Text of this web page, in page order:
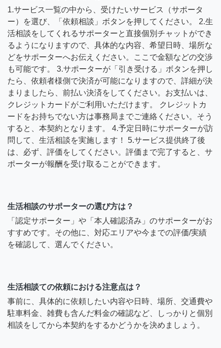
1.サービス一覧の中から、受けたいサービス（サポータ
ー）を選び、「依頼相談」ボタンを押してください。 2.生
活相談をしてくれるサポーターと直接個別チャットができ
るようになりますので、具体的な内容、希望日時、場所な
どをサポーターへお伝えください。ここで金額などの交渉
も可能です。 3.サポーターが「引き受ける」ボタンを押し
たら、依頼者様側で決済が可能になりますので、詳細が決
まりましたら、前払い決済をしてください。お支払いは、
クレジットカードがご利用いただけます。 クレジットカ
ードをお持ちでない方は事務局までご連絡ください。そう
すると、本契約となります。 4.予定日時にサポーターが訪
問して、生活相談を実施します！ 5.サービス提供終了後
は、必ず、評価をしてください。評価まで完了すると、サ
ポーターが報酬を受け取ることができます。
生活相談のサポーターの選び方は？
「認定サポーター」や「本人確認済み」のサポーターがお
すすめです。その他に、対応エリアや今までの評価/実績
を確認して、選んでください。
生活相談ての依頼における注意点は？
事前に、具体的に依頼したい内容や日時、場所、交通費や
駐車料金、雑費も含んだ料金の確認など、しっかりと個別
相談をしてから本契約をするかどうかを決めましょう。